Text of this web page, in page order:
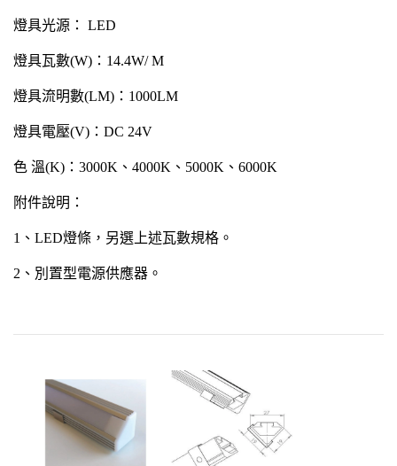
燈具光源： LED
燈具瓦數(W)：14.4W/ M
燈具流明數(LM)：1000LM
燈具電壓(V)：DC 24V
色 溫(K)：3000K、4000K、5000K、6000K
附件說明：
1、LED燈條，另選上述瓦數規格。
2、別置型電源供應器。